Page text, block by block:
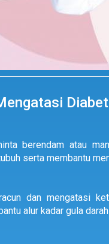
berendam atau
serta membantu
dan mengatasi
alur kadar gula